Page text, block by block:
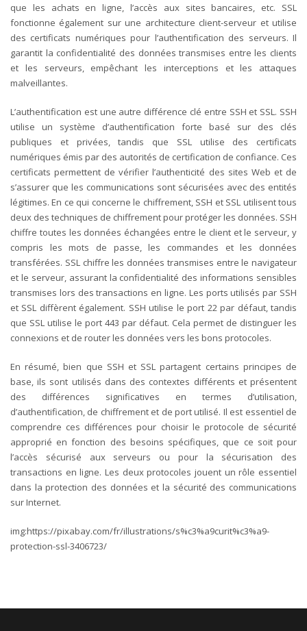
que les achats en ligne, l’accès aux sites bancaires, etc. SSL
fonctionne également sur une architecture client-serveur et utilise
des certificats numériques pour l’authentification des serveurs. Il
garantit la confidentialité des données transmises entre les clients
et les serveurs, empêchant les interceptions et les attaques
malveillantes.
L’authentification est une autre différence clé entre SSH et SSL. SSH
utilise un système d’authentification forte basé sur des clés
publiques et privées, tandis que SSL utilise des certificats
numériques émis par des autorités de certification de confiance. Ces
certificats permettent de vérifier l’authenticité des sites Web et de
s’assurer que les communications sont sécurisées avec des entités
légitimes.En ce qui concerne le chiffrement, SSH et SSL utilisent tous
deux des techniques de chiffrement pour protéger les données. SSH
chiffre toutes les données échangées entre le client et le serveur, y
compris les mots de passe, les commandes et les données
transférées. SSL chiffre les données transmises entre le navigateur
et le serveur, assurant la confidentialité des informations sensibles
transmises lors des transactions en ligne. Les ports utilisés par SSH
et SSL diffèrent également. SSH utilise le port 22 par défaut, tandis
que SSL utilise le port 443 par défaut. Cela permet de distinguer les
connexions et de router les données vers les bons protocoles.
En résumé, bien que SSH et SSL partagent certains principes de
base, ils sont utilisés dans des contextes différents et présentent
des différences significatives en termes d’utilisation,
d’authentification, de chiffrement et de port utilisé. Il est essentiel de
comprendre ces différences pour choisir le protocole de sécurité
approprié en fonction des besoins spécifiques, que ce soit pour
l’accès sécurisé aux serveurs ou pour la sécurisation des
transactions en ligne. Les deux protocoles jouent un rôle essentiel
dans la protection des données et la sécurité des communications
sur Internet.
img:https://pixabay.com/fr/illustrations/s%c3%a9curit%c3%a9-
protection-ssl-3406723/